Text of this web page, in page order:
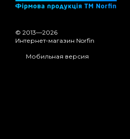
© 2013—2026
Интернет-магазин Norfin
Мобильная версия